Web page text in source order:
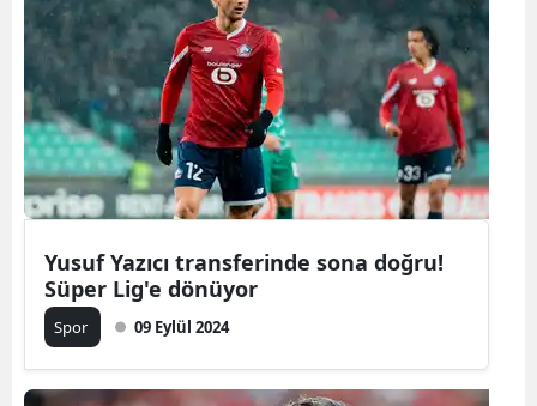
Yusuf Yazıcı transferinde sona doğru!
Süper Lig'e dönüyor
Spor 09 Eylül 2024